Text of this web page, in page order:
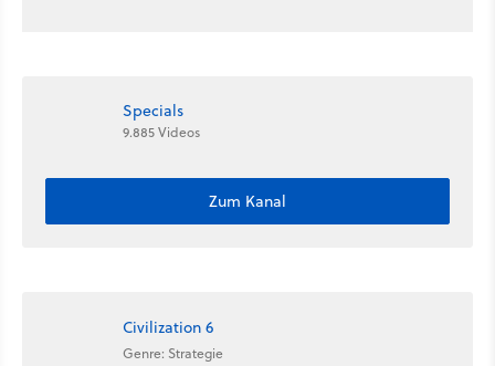
Specials
9.885 Videos
Zum Kanal
Civilization 6
Genre: Strategie